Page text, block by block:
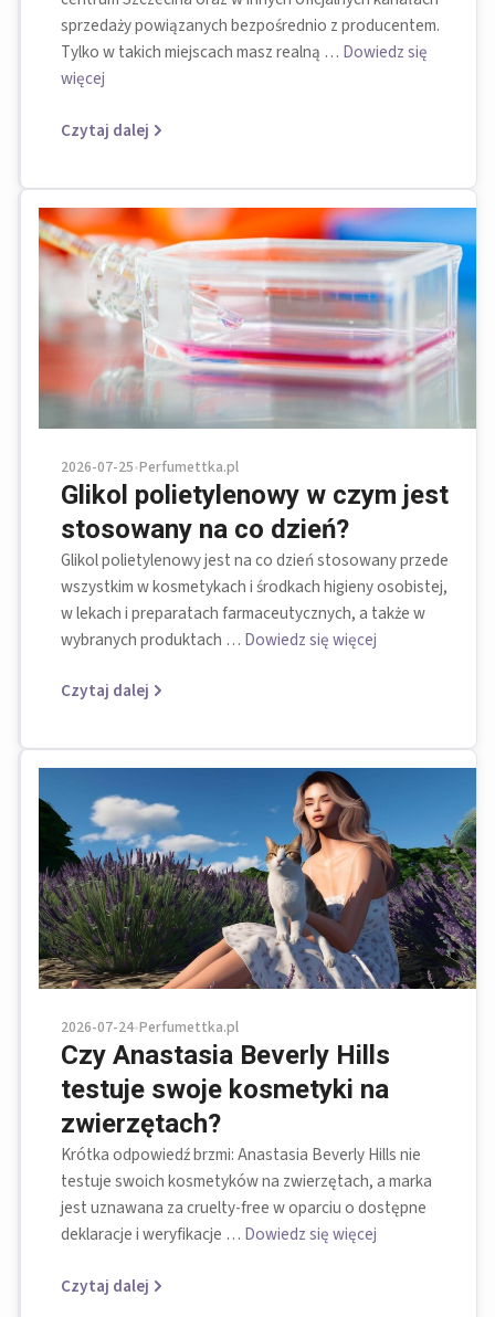
sprzedaży powiązanych bezpośrednio z producentem.
Tylko w takich miejscach masz realną … Dowiedz się
więcej
Czytaj dalej
2026-07-25•Perfumettka.pl
Glikol polietylenowy w czym jest
stosowany na co dzień?
Glikol polietylenowy jest na co dzień stosowany przede
wszystkim w kosmetykach i środkach higieny osobistej,
w lekach i preparatach farmaceutycznych, a także w
wybranych produktach … Dowiedz się więcej
Czytaj dalej
2026-07-24•Perfumettka.pl
Czy Anastasia Beverly Hills
testuje swoje kosmetyki na
zwierzętach?
Krótka odpowiedź brzmi: Anastasia Beverly Hills nie
testuje swoich kosmetyków na zwierzętach, a marka
jest uznawana za cruelty-free w oparciu o dostępne
deklaracje i weryfikacje … Dowiedz się więcej
Czytaj dalej